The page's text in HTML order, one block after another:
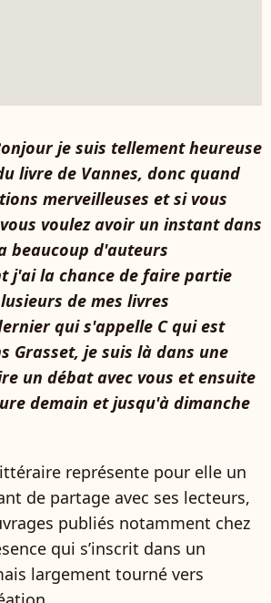
je suis tellement heureuse
livre de Vannes, donc quand
merveilleuses et si vous
voulez avoir un instant dans
beaucoup d'auteurs
j'ai la chance de faire partie
de mes livres
qui s'appelle C qui est
Grasset, je suis là dans une
un débat avec vous et ensuite
demain et jusqu'à dimanche
représente pour elle un
de partage avec ses lecteurs,
publiés notamment chez
qui s’inscrit dans un
largement tourné vers